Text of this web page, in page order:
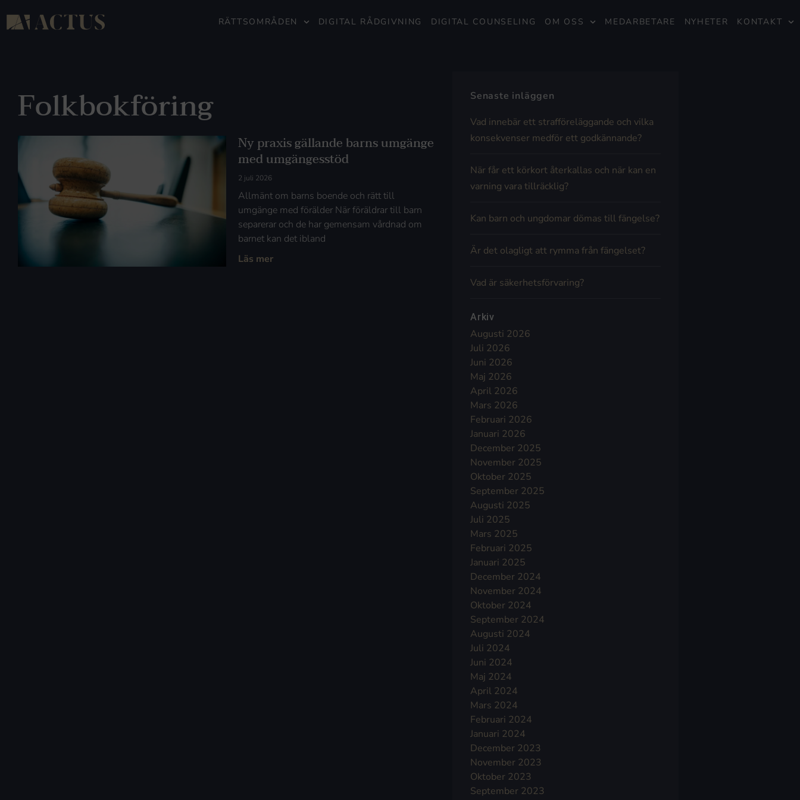
RÄTTSOMRÅDEN DIGITAL RÅDGIVNING DIGITAL COUNSELING OM OSS MEDARBETARE NYHETER KONTAKT
Folkbokföring
Ny praxis gällande barns umgänge
med umgängesstöd
2 juli 2026
Allmänt om barns boende och rätt till
umgänge med förälder När föräldrar till barn
separerar och de har gemensam vårdnad om
barnet kan det ibland
Läs mer
Senaste inläggen
Vad innebär ett strafföreläggande och vilka
konsekvenser medför ett godkännande?
När får ett körkort återkallas och när kan en
varning vara tillräcklig?
Kan barn och ungdomar dömas till fängelse?
Är det olagligt att rymma från fängelset?
Vad är säkerhetsförvaring?
Arkiv
Augusti 2026
Juli 2026
Juni 2026
Maj 2026
April 2026
Mars 2026
Februari 2026
Januari 2026
December 2025
November 2025
Oktober 2025
September 2025
Augusti 2025
Juli 2025
Mars 2025
Februari 2025
Januari 2025
December 2024
November 2024
Oktober 2024
September 2024
Augusti 2024
Juli 2024
Juni 2024
Maj 2024
April 2024
Mars 2024
Februari 2024
Januari 2024
December 2023
November 2023
Oktober 2023
September 2023